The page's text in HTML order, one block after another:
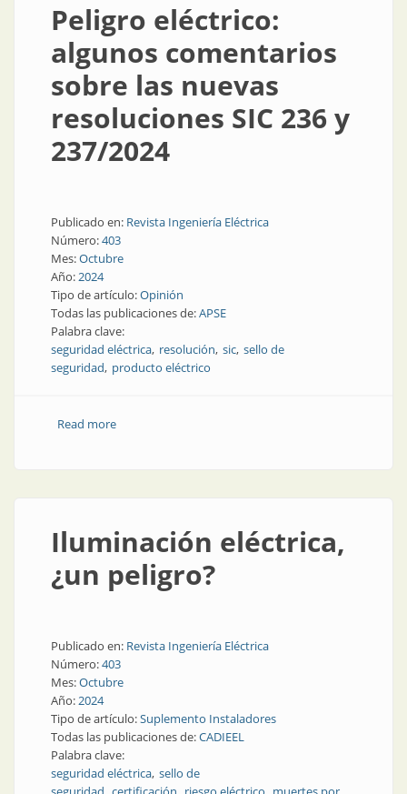
Peligro eléctrico:
algunos comentarios
sobre las nuevas
resoluciones SIC 236 y
237/2024
Publicado en: Revista Ingeniería Eléctrica
Número:403
Mes:Octubre
Año:2024
Tipo de artículo:Opinión
Todas las publicaciones de:APSE
Palabra clave:
seguridad eléctrica resolución sic sello de
seguridad producto eléctrico
Read moreabout Peligro eléctrico: algunos comentarios sobre las
Iluminación eléctrica,
¿un peligro?
Publicado en: Revista Ingeniería Eléctrica
Número:403
Mes:Octubre
Año:2024
Tipo de artículo:Suplemento Instaladores
Todas las publicaciones de:CADIEEL
Palabra clave:
seguridad eléctrica sello de